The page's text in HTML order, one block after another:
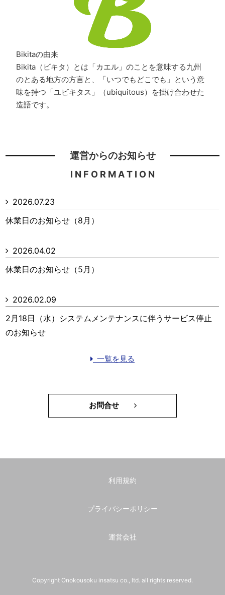
Bikitaの由来
Bikita（ビキタ）とは「カエル」のことを意味する九州
のとある地方の方言と、「いつでもどこでも」という意
味を持つ「ユビキタス」（ubiquitous）を掛け合わせた
造語です。
運営からのお知らせ
I N F O R M A T I O N
2026.07.23
休業日のお知らせ（8月）
2026.04.02
休業日のお知らせ（5月）
2026.02.09
2月18日（水）システムメンテナンスに伴うサービス停止
のお知らせ
一覧を見る
利用規約
プライバシーポリシー
運営会社
Copyright Onokousoku insatsu co., ltd. all rights reserved.